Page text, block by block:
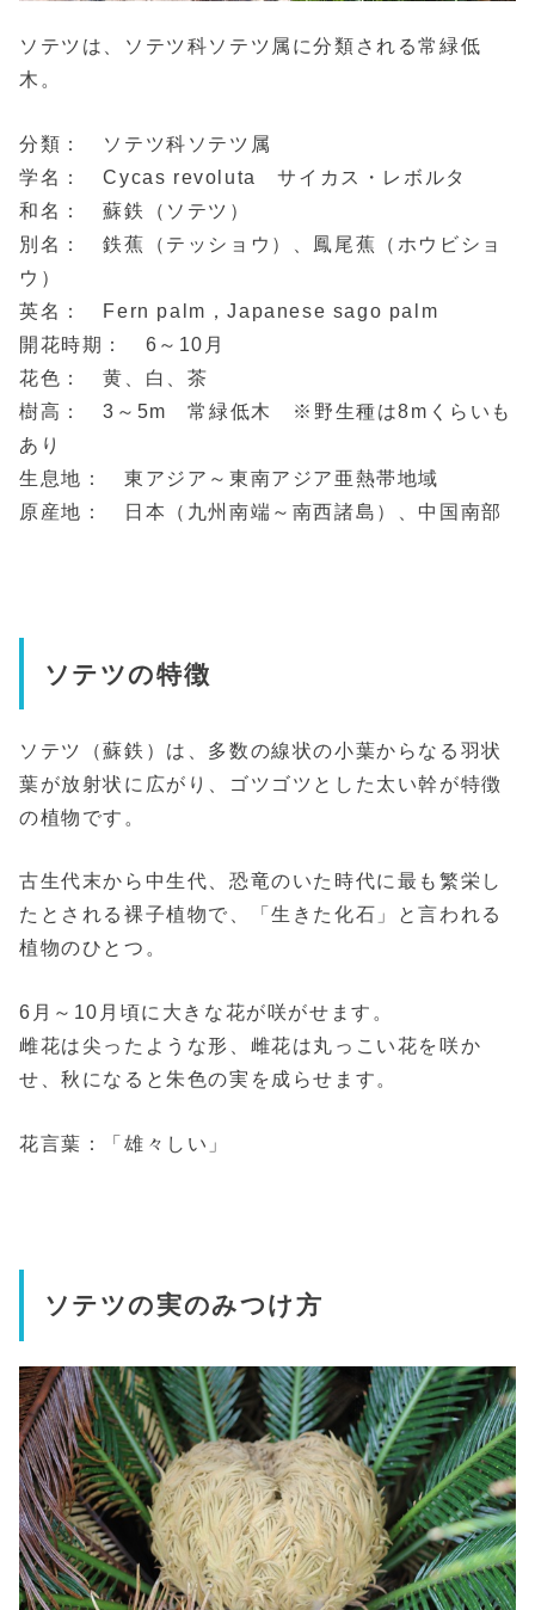
ソテツは、ソテツ科ソテツ属に分類される常緑低
木。
分類： ソテツ科ソテツ属
学名： Cycas revoluta サイカス・レボルタ
和名： 蘇鉄（ソテツ）
別名： 鉄蕉（テッショウ）、鳳尾蕉（ホウビショ
ウ）
英名： Fern palm，Japanese sago palm
開花時期： 6～10月
花色： 黄、白、茶
樹高： 3～5m 常緑低木 ※野生種は8mくらいも
あり
生息地： 東アジア～東南アジア亜熱帯地域
原産地： 日本（九州南端～南西諸島）、中国南部
ソテツの特徴
ソテツ（蘇鉄）は、多数の線状の小葉からなる羽状
葉が放射状に広がり、ゴツゴツとした太い幹が特徴
の植物です。
古生代末から中生代、恐竜のいた時代に最も繁栄し
たとされる裸子植物で、「生きた化石」と言われる
植物のひとつ。
6月～10月頃に大きな花が咲がせます。
雌花は尖ったような形、雌花は丸っこい花を咲か
せ、秋になると朱色の実を成らせます。
花言葉：「雄々しい」
ソテツの実のみつけ方